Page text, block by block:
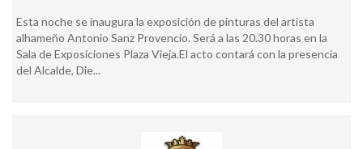
Esta noche se inaugura la exposición de pinturas del artista
alhameño Antonio Sanz Provencio. Será a las 20.30 horas en la
Sala de Exposiciones Plaza Vieja.El acto contará con la presencia
del Alcalde, Die...